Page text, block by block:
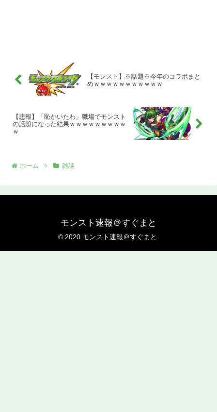
【モンスト】※話題※今年のコラボまと
めｗｗｗｗｗｗｗｗｗｗｗ
【悲報】「恥かいたわ」職場でモンスト
の話題になった結果ｗｗｗｗｗｗｗｗｗ
ｗ
ホーム 雑談
モンスト速報＠すぐまと
© 2020 モンスト速報＠すぐまと.